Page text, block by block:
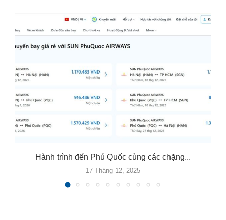
Hành trình đến Phú Quốc cùng các chặng...
17 Tháng 12, 2025